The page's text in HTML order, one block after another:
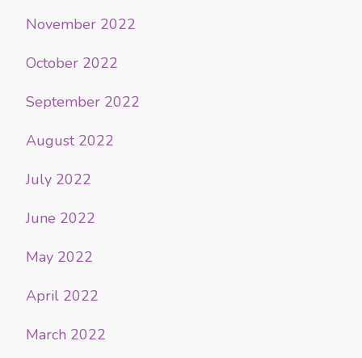
November 2022
October 2022
September 2022
August 2022
July 2022
June 2022
May 2022
April 2022
March 2022